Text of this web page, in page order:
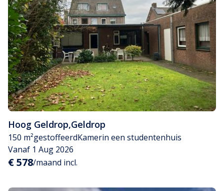
Hoog Geldrop,Geldrop
150 m²gestoffeerdKamerin een studentenhuis
Vanaf 1 Aug 2026
€ 578/maand incl.